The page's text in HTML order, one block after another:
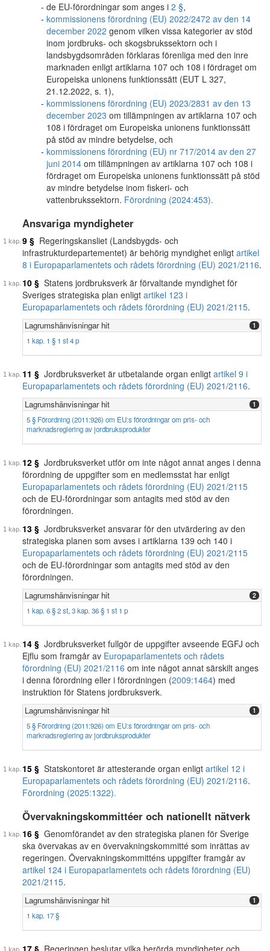
de EU-förordningar som anges i 2 §,
kommissionens förordning (EU) 2022/2472 av den 14
december 2022 genom vilken vissa kategorier av stöd
inom jordbruks- och skogsbrukssektorn och i
landsbygdsområden förklaras förenliga med den inre
marknaden enligt artiklarna 107 och 108 i fördraget om
Europeiska unionens funktionssätt (EUT L 327,
21.12.2022, s. 1),
kommissionens förordning (EU) 2023/2831 av den 13
december 2023 om tillämpningen av artiklarna 107 och
108 i fördraget om Europeiska unionens funktionssätt
på stöd av mindre betydelse, och
kommissionens förordning (EU) nr 717/2014 av den 27
juni 2014 om tillämpningen av artiklarna 107 och 108 i
fördraget om Europeiska unionens funktionssätt på stöd
av mindre betydelse inom fiskeri- och
vattenbrukssektorn. Förordning (2024:453).
Ansvariga myndigheter
9 § Regeringskansliet (Landsbygds- och
infrastrukturdepartementet) är behörig myndighet enligt artikel
8 i Europaparlamentets och rådets förordning (EU) 2021/2116.
10 § Statens jordbruksverk är förvaltande myndighet för
Sveriges strategiska plan enligt artikel 123 i
Europaparlamentets och rådets förordning (EU) 2021/2115.
Lagrumshänvisningar hit 1
1 kap. 1 § 1 st 4 p
11 § Jordbruksverket är utbetalande organ enligt artikel 9 i
Europaparlamentets och rådets förordning (EU) 2021/2116.
Lagrumshänvisningar hit 1
5 § Förordning (2011:926) om EU:s förordningar om pris- och
marknadsreglering av jordbruksprodukter
12 § Jordbruksverket utför om inte något annat anges i denna
förordning de uppgifter som en medlemsstat har enligt
Europaparlamentets och rådets förordning (EU) 2021/2115
och de EU-förordningar som antagits med stöd av den
förordningen.
13 § Jordbruksverket ansvarar för den utvärdering av den
strategiska planen som avses i artiklarna 139 och 140 i
Europaparlamentets och rådets förordning (EU) 2021/2115
och de EU-förordningar som antagits med stöd av den
förordningen.
Lagrumshänvisningar hit 2
1 kap. 6 § 2 st, 3 kap. 36 § 1 st 1 p
14 § Jordbruksverket fullgör de uppgifter avseende EGFJ och
Ejflu som framgår av Europaparlamentets och rådets
förordning (EU) 2021/2116 om inte något annat särskilt anges
i denna förordning eller i förordningen (2009:1464) med
instruktion för Statens jordbruksverk.
Lagrumshänvisningar hit 1
5 § Förordning (2011:926) om EU:s förordningar om pris- och
marknadsreglering av jordbruksprodukter
15 § Statskontoret är attesterande organ enligt artikel 12 i
Europaparlamentets och rådets förordning (EU) 2021/2116.
Förordning (2025:1322).
Övervakningskommittéer och nationellt nätverk
16 § Genomförandet av den strategiska planen för Sverige
ska övervakas av en övervakningskommitté som inrättas av
regeringen. Övervakningskommitténs uppgifter framgår av
artikel 124 i Europaparlamentets och rådets förordning (EU)
2021/2115.
Lagrumshänvisningar hit 1
1 kap. 17 §
17 § Regeringen beslutar vilka berörda myndigheter och